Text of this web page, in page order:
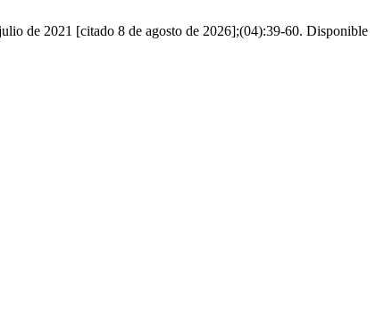
de 2021 [citado 8 de agosto de 2026];(04):39-60. Disponible